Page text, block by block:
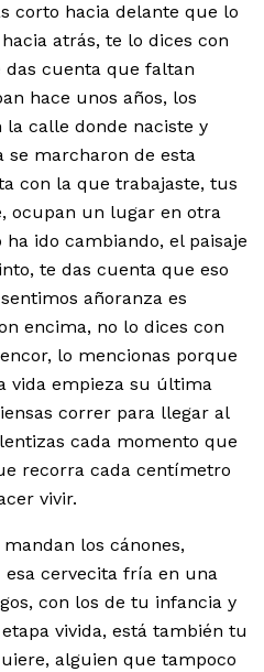
corto hacia delante que lo
atrás, te lo dices con
das cuenta que faltan
hace unos años, los
calle donde naciste y
marcharon de esta
con la que trabajaste, tus
ocupan un lugar en otra
ido cambiando, el paisaje
te das cuenta que eso
añoranza es
encima, no lo dices con
lo mencionas porque
vida empieza su última
correr para llegar al
cada momento que
recorra cada centímetro
vivir.
los cánones,
cervecita fría en una
con los de tu infancia y
vivida, está también tu
alguien que tampoco